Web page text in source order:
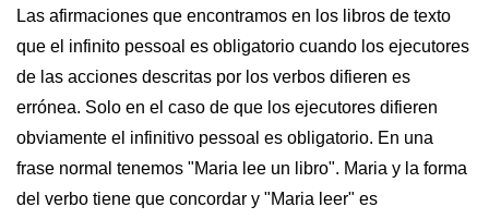
Las afirmaciones que encontramos en los libros de texto
que el infinito pessoal es obligatorio cuando los ejecutores
de las acciones descritas por los verbos difieren es
errónea. Solo en el caso de que los ejecutores difieren
obviamente el infinitivo pessoal es obligatorio. En una
frase normal tenemos "Maria lee un libro". Maria y la forma
del verbo tiene que concordar y "Maria leer" es